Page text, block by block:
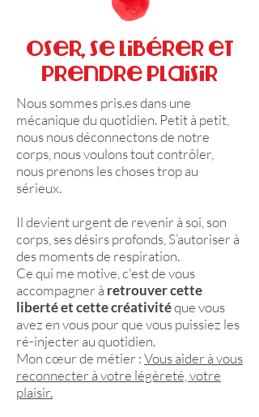
Oser, se libérer et
prendre plaisir
Nous sommes pris.es dans une
mécanique du quotidien. Petit à petit,
nous nous déconnectons de notre
corps, nous voulons tout contrôler,
nous prenons les choses trop au
sérieux.
Il devient urgent de revenir à soi, son
corps, ses désirs profonds, S’autoriser à
des moments de respiration.
Ce qui me motive, c'est de vous
accompagner à retrouver cette
liberté et cette créativitéque vous
avez en vous pour que vous puissiez les
ré-injecter au quotidien.
Mon cœur de métier :Vous aider à vous
reconnecter à votre légèreté, votre
plaisir.